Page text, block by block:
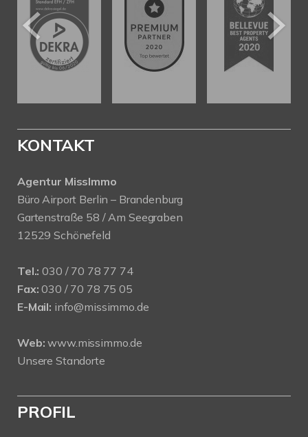
KONTAKT
Agentur MissImmo
Büro Airport Berlin – Brandenburg
Gartenstraße 58 / Am Seegraben
12529 Schönefeld
Tel.: 030 / 70 78 77 74
Fax: 030 / 70 78 75 05
E-Mail: info@missimmo.de
Web: www.missimmo.de
Unsere Standorte
PROFIL